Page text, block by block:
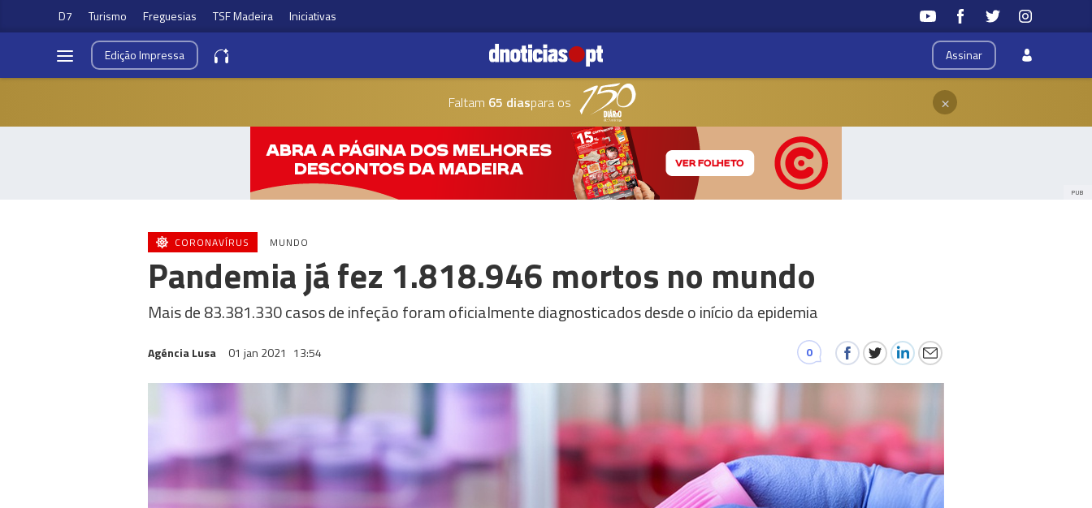
D7 Turismo Freguesias TSF Madeira Iniciativas
Assinar
EdiçãoImpressa
Faltam 65 diaspara os ×
PUB
CORONAVÍRUS MUNDO
Pandemia já fez 1.818.946 mortos no mundo
Mais de 83.381.330 casos de infeção foram oficialmente diagnosticados desde o início da epidemia
Agéncia Lusa 01 jan 2021 13:54 0